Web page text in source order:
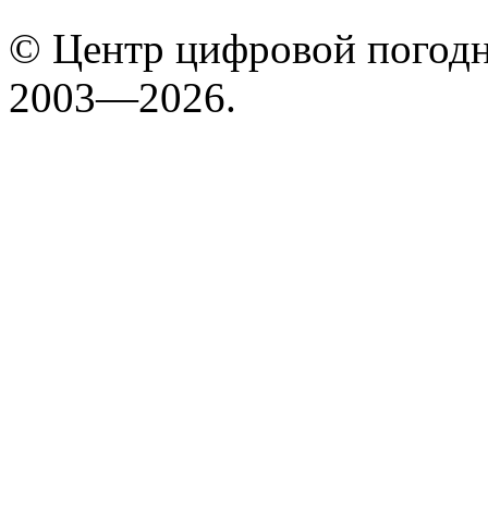
© Центр цифровой
2003—2026.